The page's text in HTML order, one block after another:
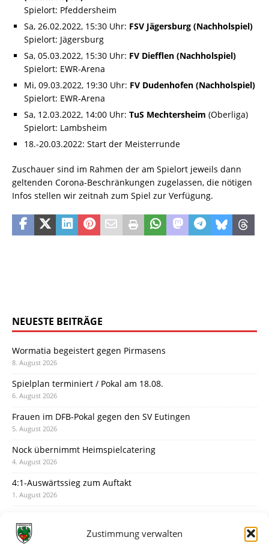
Zustimmung verwalten
Spielort: Pfeddersheim
Sa, 26.02.2022, 15:30 Uhr: FSV Jägersburg (Nachholspiel)
Spielort: Jägersburg
Sa, 05.03.2022, 15:30 Uhr: FV Diefflen (Nachholspiel)
Spielort: EWR-Arena
Mi, 09.03.2022, 19:30 Uhr: FV Dudenhofen (Nachholspiel)
Spielort: EWR-Arena
Sa, 12.03.2022, 14:00 Uhr: TuS Mechtersheim (Oberliga)
Spielort: Lambsheim
18.-20.03.2022: Start der Meisterrunde
Zuschauer sind im Rahmen der am Spielort jeweils dann
geltenden Corona-Beschränkungen zugelassen, die nötigen
Infos stellen wir zeitnah zum Spiel zur Verfügung.
NEUESTE BEITRÄGE
Wormatia begeistert gegen Pirmasens
8. August 2026
Spielplan terminiert / Pokal am 18.08.
6. August 2026
Frauen im DFB-Pokal gegen den SV Eutingen
5. August 2026
Nock übernimmt Heimspielcatering
4. August 2026
4:1-Auswärtssieg zum Auftakt
1. August 2026
31. Juli 2026